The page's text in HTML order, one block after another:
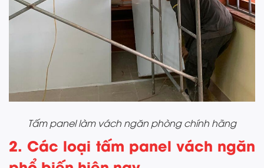
Tấm panel làm vách ngăn phòng chính hãng
2. Các loại tấm panel vách ngăn